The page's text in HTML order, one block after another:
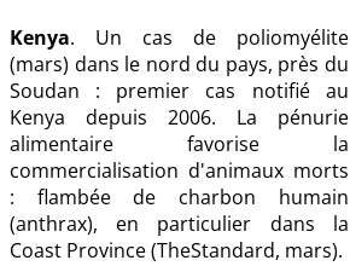
Kenya. Un cas de poliomyélite
(mars) dans le nord du pays, près du
Soudan : premier cas notifié au
Kenya depuis 2006. La pénurie
alimentaire favorise la
commercialisation d'animaux morts
: flambée de charbon humain
(anthrax), en particulier dans la
Coast Province (TheStandard, mars).